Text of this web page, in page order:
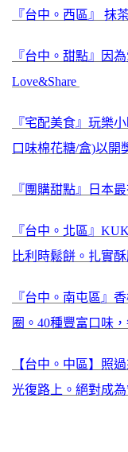
『台中。西區』 抹
『台中。甜點』因
Love&Share
『宅配美食』玩樂
口味棉花糖/盒)以開
『團購甜點』日本
『台中。北區』
比利時鬆餅。扎實
『台中。南屯區』
圈。40種豐富口味
【台中。中區】照
光復路上。絕對成為